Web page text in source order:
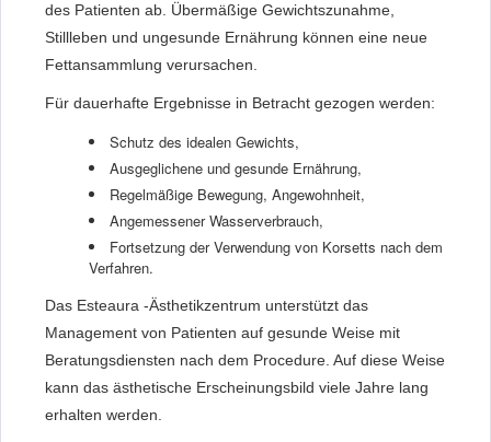
des Patienten ab. Übermäßige Gewichtszunahme,
Stillleben und ungesunde Ernährung können eine neue
Fettansammlung verursachen.
Für dauerhafte Ergebnisse in Betracht gezogen werden:
Schutz des idealen Gewichts,
Ausgeglichene und gesunde Ernährung,
Regelmäßige Bewegung, Angewohnheit,
Angemessener Wasserverbrauch,
Fortsetzung der Verwendung von Korsetts nach dem
Verfahren.
Das Esteaura -Ästhetikzentrum unterstützt das
Management von Patienten auf gesunde Weise mit
Beratungsdiensten nach dem Procedure. Auf diese Weise
kann das ästhetische Erscheinungsbild viele Jahre lang
erhalten werden.